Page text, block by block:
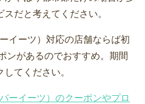
だと考えてください。
イーツ）対応の店舗ならば初
ンがあるのでおすすめ。期間
てください。
ーイーツ）のクーポンやプロ